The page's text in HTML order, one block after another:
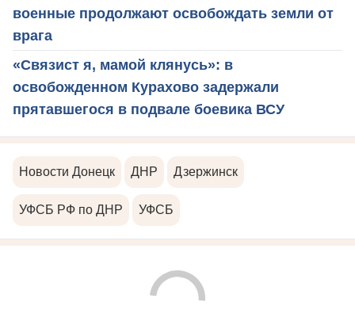
военные продолжают освобождать земли от
врага
«Связист я, мамой клянусь»: в
освобожденном Курахово задержали
прятавшегося в подвале боевика ВСУ
Новости Донецк ДНР Дзержинск
УФСБ РФ по ДНР УФСБ